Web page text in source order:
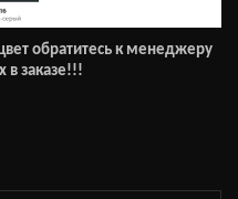
обратитесь к менеджеру
в заказе!!!